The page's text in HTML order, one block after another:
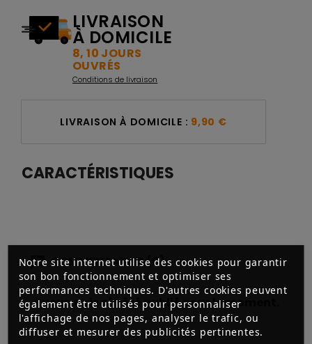
Notre site internet utilise des cookies pour garantir
son bon fonctionnement et optimiser ses
performances techniques. D'autres cookies peuvent
également être utilisés pour personnaliser
l'affichage de nos pages, analyser le trafic, ou
diffuser et mesurer des publicités pertinentes.
LIVRAISON
À DOMICILE
8, 10 JOURS
OUVRÉS
Conditions de livraison
LIVRAISON À DOMICILE : 9,90 €
CARACTÉRISTIQUES
COMMENTAIRES (0)
Aucun avis n'a été publié pour le moment.